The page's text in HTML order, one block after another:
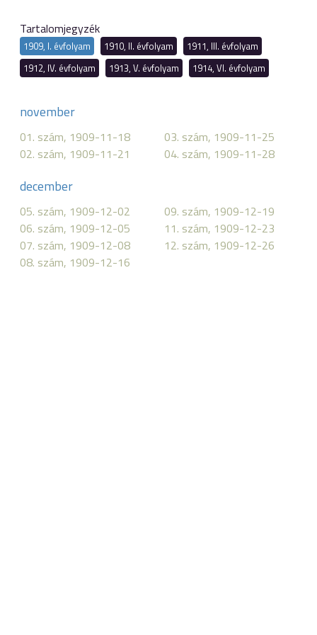
Tartalomjegyzék
1909, I. évfolyam 1910, II. évfolyam
1911, III. évfolyam
1912, IV. évfolyam
1913, V. évfolyam 1914, VI. évfolyam
november
01. szám, 1909-11-18
02. szám, 1909-11-21
03. szám, 1909-11-25
04. szám, 1909-11-28
december
05. szám, 1909-12-02
06. szám, 1909-12-05
07. szám, 1909-12-08
08. szám, 1909-12-16
09. szám, 1909-12-19
11. szám, 1909-12-23
12. szám, 1909-12-26